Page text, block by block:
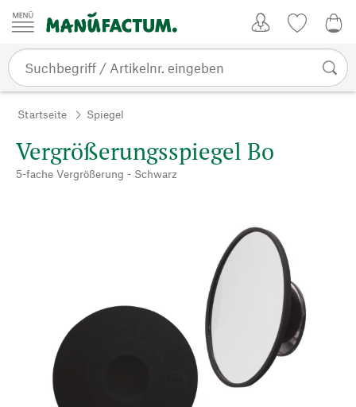
Zum Inhalt springen
Startseite Spiegel
Vergrößerungsspiegel Bo
5-fache Vergrößerung - Schwarz